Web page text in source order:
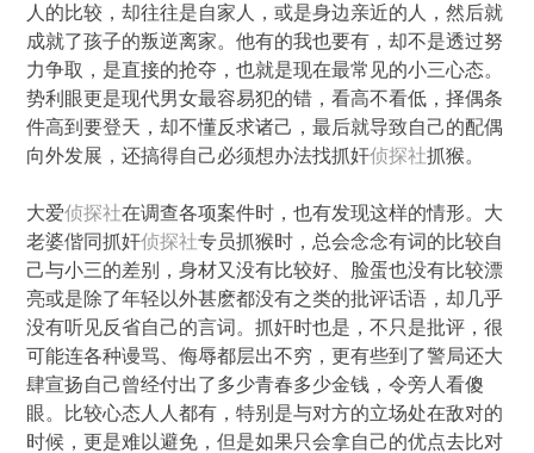
人的比较，却往往是自家人，或是身边亲近的人，然后就
成就了孩子的叛逆离家。他有的我也要有，却不是透过努
力争取，是直接的抢夺，也就是现在最常见的小三心态。
势利眼更是现代男女最容易犯的错，看高不看低，择偶条
件高到要登天，却不懂反求诸己，最后就导致自己的配偶
向外发展，还搞得自己必须想办法找抓奸侦探社抓猴。
大爱侦探社在调查各项案件时，也有发现这样的情形。大
老婆偕同抓奸侦探社专员抓猴时，总会念念有词的比较自
己与小三的差别，身材又没有比较好、脸蛋也没有比较漂
亮或是除了年轻以外甚麽都没有之类的批评话语，却几乎
没有听见反省自己的言词。抓奸时也是，不只是批评，很
可能连各种谩骂、侮辱都层出不穷，更有些到了警局还大
肆宣扬自己曾经付出了多少青春多少金钱，令旁人看傻
眼。比较心态人人都有，特别是与对方的立场处在敌对的
时候，更是难以避免，但是如果只会拿自己的优点去比对